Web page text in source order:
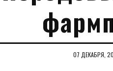
07 ДЕКАБРЯ,